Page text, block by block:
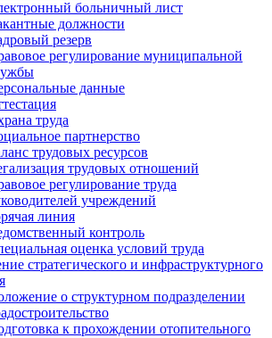
больничный лист
должности
резерв
регулирование муниципальной
данные
труда
партнерство
трудовых ресурсов
трудовых отношений
регулирование труда
учреждений
линия
контроль
оценка условий труда
стратегического и инфраструктурного
о структурном подразделении
к прохождении отопительного